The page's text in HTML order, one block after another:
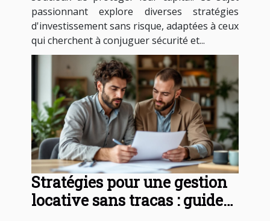
passionnant explore diverses stratégies
d'investissement sans risque, adaptées à ceux
qui cherchent à conjuguer sécurité et...
Stratégies pour une gestion
locative sans tracas : guide